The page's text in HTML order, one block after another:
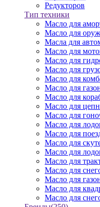
Редукторов
Тип техники
Масло для
Масло для
Масла для
Масло для
Масло для
Масло для
Масло для
Масло для
Масло для
Масло для
Масло для
Масло для
Масло для
Масло для
Масло для
Масло для
Масло для
Масло для
Масло для
Масло для